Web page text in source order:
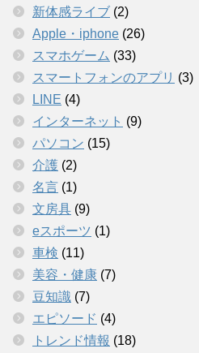
新体感ライブ (2)
Apple・iphone (26)
スマホゲーム (33)
スマートフォンのアプリ (3)
LINE (4)
インターネット (9)
パソコン (15)
介護 (2)
名言 (1)
文房具 (9)
eスポーツ (1)
車検 (11)
美容・健康 (7)
豆知識 (7)
エピソード (4)
トレンド情報 (18)